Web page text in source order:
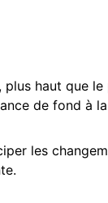
haut que
de fond à
les